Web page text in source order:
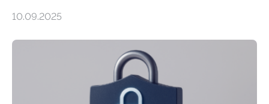
sich CAVECORE – ein neues Marie Skłodowska-Curie
koordiniert wird. Ab dem 1. September werden sich
über einen Zeitraum von vier Jahren insgesamt 15
Promovierende im Rahmen von CAVECORE mit
kognitiven Robotern beschäftigen – also mit Robotern,
10.09.2025